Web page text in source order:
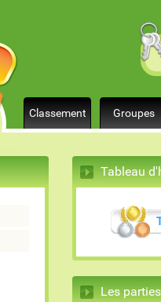
Classement Groupes
Tableau
Les